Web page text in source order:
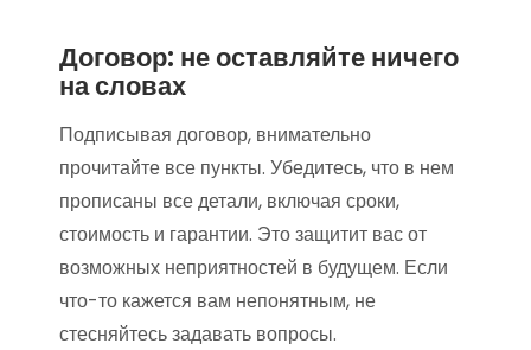
Договор: не оставляйте ничего
на словах
Подписывая договор, внимательно
прочитайте все пункты. Убедитесь, что в нем
прописаны все детали, включая сроки,
стоимость и гарантии. Это защитит вас от
возможных неприятностей в будущем. Если
что-то кажется вам непонятным, не
стесняйтесь задавать вопросы.